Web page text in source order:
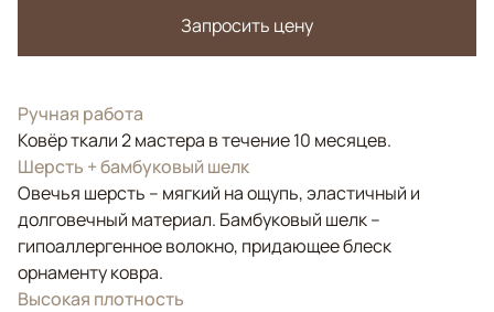
Запросить цену
Ручная работа
Ковёр ткали 2 мастера в течение 10 месяцев.
Шерсть + бамбуковый шелк
Овечья шерсть – мягкий на ощупь, эластичный и
долговечный материал. Бамбуковый шелк –
гипоаллергенное волокно, придающее блеск
орнаменту ковра.
Высокая плотность